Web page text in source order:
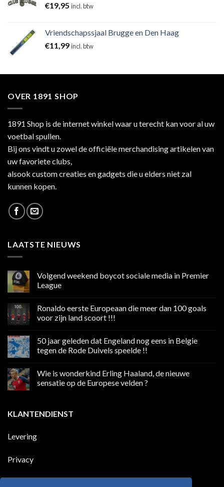
€19,95 incl. btw
Vriendschapssjaal Brugge en Den Haag
€11,99incl. btw
OVER 1891 SHOP
1891 Shop is de internet winkel waar u terecht kan voor al uw
voetbal spullen.
Bij ons vindt u zowel de officiële merchandising artikelen van
uw favoriete clubs,
alsook custom creaties en gadgets die u elders niet zal
kunnen kopen.
LAATSTE NIEUWS
Volgend weekend boycot sociale media in Premier
League
op
weekend
media
in
Premier
Ronaldo eerste Europeaan die meer dan 100 goals
voor zijn land scoort !!!
op
Ronaldo
eerste
meer
100
land
scoort
50 jaar geleden dat Engeland nog eens in Belgie
tegen de Rode Duivels speelde !!
op
jaar
nog
eens
tegen
Wie is wonderkind Erling Haaland, de nieuwe
sensatie op de Europese velden ?
Wie
is
Haaland,
Europese
KLANTENDIENST
Levering
Privacy